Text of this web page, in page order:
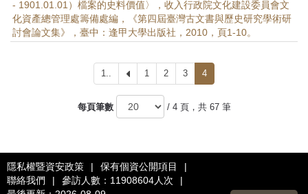
- 1901.01.01）檔案的史料價值〉，收入行政院文化建設委員會文
化資產總管理處籌備處編，《第四屆臺灣古文書與歷史研究學術研
討會論文集》，臺中：逢甲大學出版社，2010，頁1-10。
1..
上
一
頁
1 2 3 4
每頁筆數 / 4 頁，共 67 筆
隱私權暨資安政策 | 保有個資公開項目
|
聯絡我們
| 參訪人數：11908604人次
|